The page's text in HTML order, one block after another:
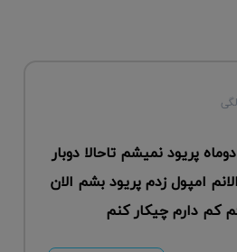
پریود نمیشم تاحالا دوبار
امپول زدم پریود بشم الان
کم دارم چیکار کنم